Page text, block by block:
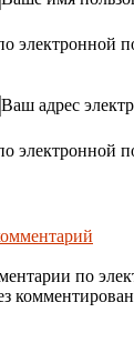
электронной
Ваш адрес
электронной
по